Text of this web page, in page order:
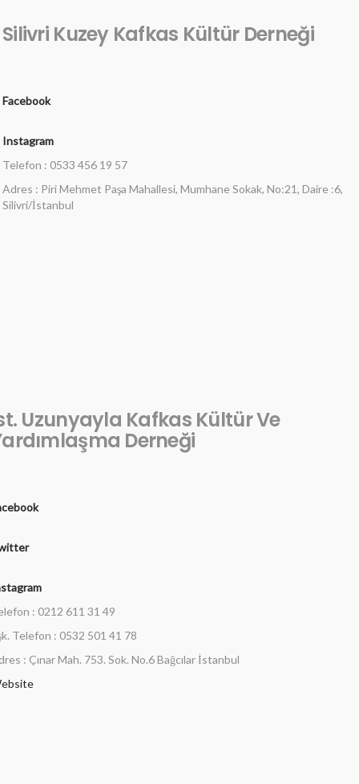
Silivri Kuzey Kafkas Kültür Derneği
Facebook
Instagram
Telefon : 0533 456 19 57
Adres : Piri Mehmet Paşa Mahallesi, Mumhane Sokak, No:21, Daire :6,
Silivri/İstanbul
Uzunyayla Kafkas Kültür Ve
Derneği
: 0212 611 31 49
Telefon : 0532 501 41 78
: Çınar Mah. 753. Sok. No.6 Bağcılar İstanbul